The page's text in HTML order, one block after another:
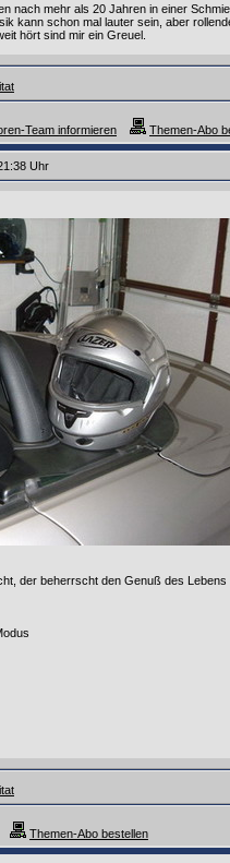
nach mehr als 20 Jahren in einer
kann schon mal lauter sein, aber
hört sind mir ein Greuel.
Team informieren Themen-Abo
Uhr
der beherrscht den Genuß des Lebens
Themen-Abo bestellen